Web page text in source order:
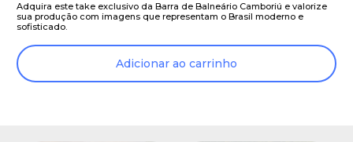
Adquira este take exclusivo da Barra de Balneário Camboriú e valorize
sua produção com imagens que representam o Brasil moderno e
sofisticado.
Adicionar ao carrinho